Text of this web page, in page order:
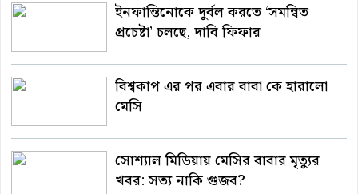
ইনফান্তিনোকে দুর্বল করতে ‘সমন্বিত
প্রচেষ্টা’ চলছে, দাবি ফিফার
বিশ্বকাপ এর পর এবার বাবা কে হারালো
মেসি
সোশ্যাল মিডিয়ায় মেসির বাবার মৃত্যুর
খবর: সত্য নাকি গুজব?